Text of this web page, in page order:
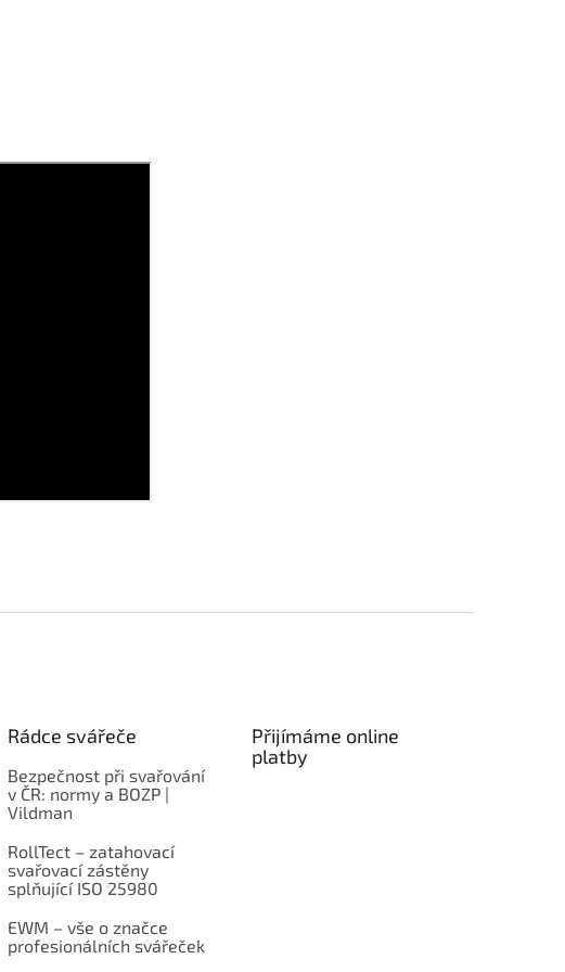
Rádce svářeče
Bezpečnost při svařování
v ČR: normy a BOZP |
Vildman
RollTect – zatahovací
svařovací zástěny
splňující ISO 25980
EWM – vše o značce
profesionálních svářeček
Přijímáme online
platby